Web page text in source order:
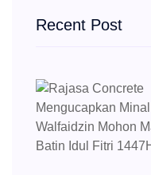
Recent Post